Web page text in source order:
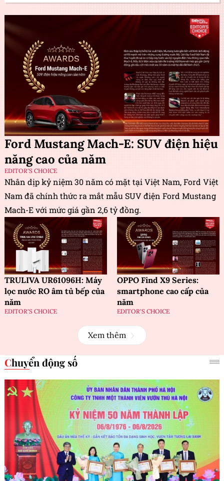
Ford Mustang Mach-E: SUV điện hiệu
năng cao của năm
EDITOR'S CHOICE
Nhân dịp kỷ niệm 30 năm có mặt tại Việt Nam, Ford Việt
Nam đã chính thức ra mắt mẫu SUV điện Ford Mustang
Mach-E với mức giá gần 2,6 tỷ đồng.
TRULIVA UR61096H: Máy
lọc nước RO âm tủ bếp của
năm
EDITOR'S CHOICE
OPPO Find X9 Series:
smartphone cao cấp của
năm
EDITOR'S CHOICE
Xem thêm
Chuyển động số